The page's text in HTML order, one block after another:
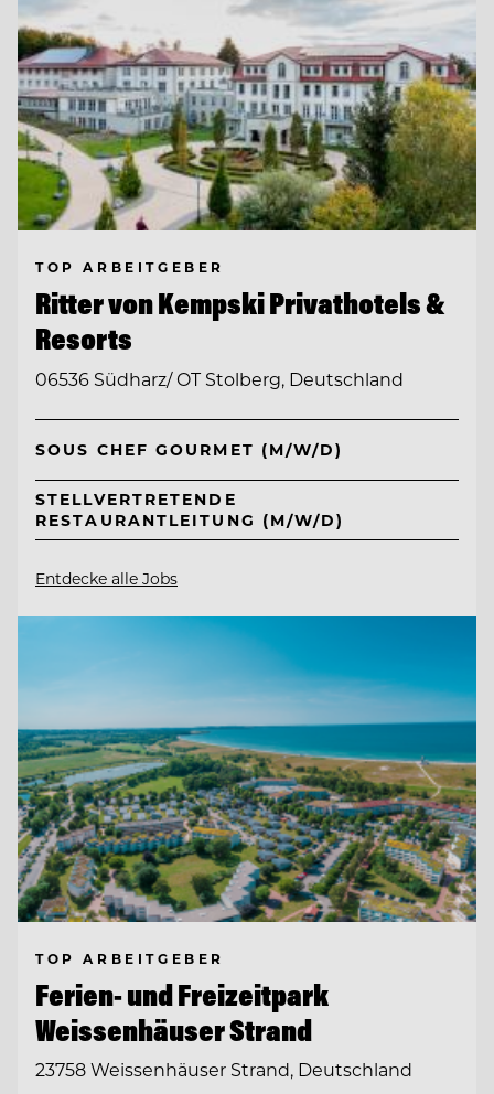
TOP ARBEITGEBER
Ritter von Kempski Privathotels &
Resorts
06536 Südharz/ OT Stolberg, Deutschland
SOUS CHEF GOURMET (M/W/D)
STELLVERTRETENDE
RESTAURANTLEITUNG (M/W/D)
Entdecke alle Jobs
TOP ARBEITGEBER
Ferien- und Freizeitpark
Weissenhäuser Strand
23758 Weissenhäuser Strand, Deutschland